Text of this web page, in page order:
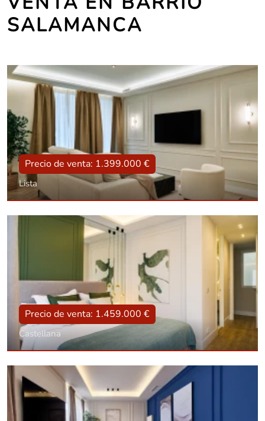
SALAMANCA
Precio de venta: 1.399.000 €
Lista
131 m2 Dorm.: Baños:2
Precio de venta: 1.459.000 €
Castellana
Superficie97 m2 Dorm.: 2